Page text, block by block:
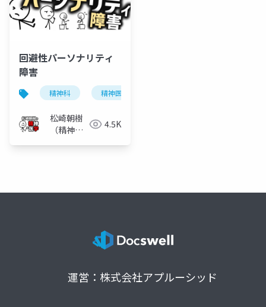
回避性パーソナリティ
障害
精神科 精神医学
松崎朝樹
（精神科
4.5K
運営：株式会社アプルーシッド